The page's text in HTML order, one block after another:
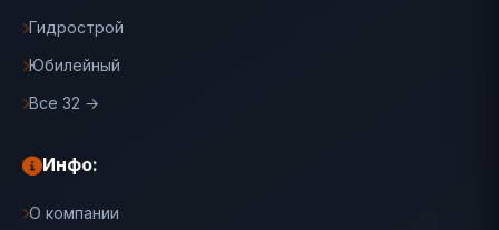
Гидрострой
Юбилейный
Все 32 →
Инфо:
О компании